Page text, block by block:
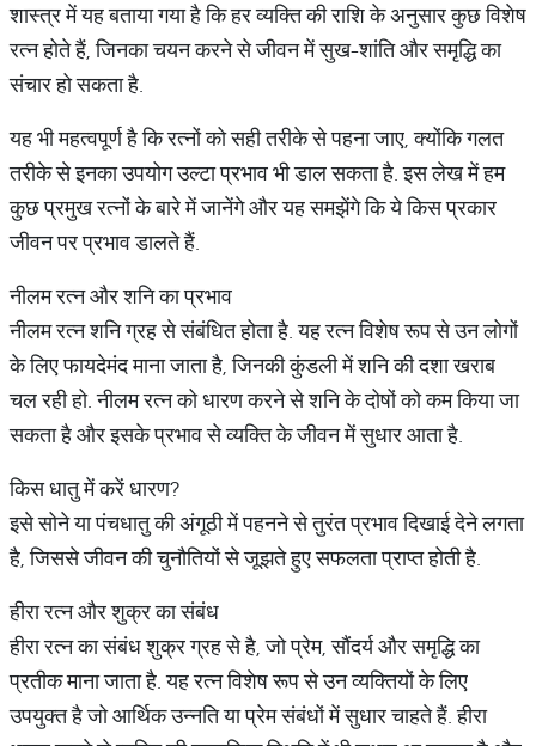
शास्त्र में यह बताया गया है कि हर व्यक्ति की राशि के अनुसार कुछ विशेष
रत्न होते हैं, जिनका चयन करने से जीवन में सुख-शांति और समृद्धि का
संचार हो सकता है.
यह भी महत्वपूर्ण है कि रत्नों को सही तरीके से पहना जाए, क्योंकि गलत
तरीके से इनका उपयोग उल्टा प्रभाव भी डाल सकता है. इस लेख में हम
कुछ प्रमुख रत्नों के बारे में जानेंगे और यह समझेंगे कि ये किस प्रकार
जीवन पर प्रभाव डालते हैं.
नीलम रत्न और शनि का प्रभाव
नीलम रत्न शनि ग्रह से संबंधित होता है. यह रत्न विशेष रूप से उन लोगों
के लिए फायदेमंद माना जाता है, जिनकी कुंडली में शनि की दशा खराब
चल रही हो. नीलम रत्न को धारण करने से शनि के दोषों को कम किया जा
सकता है और इसके प्रभाव से व्यक्ति के जीवन में सुधार आता है.
किस धातु में करें धारण?
इसे सोने या पंचधातु की अंगूठी में पहनने से तुरंत प्रभाव दिखाई देने लगता
है, जिससे जीवन की चुनौतियों से जूझते हुए सफलता प्राप्त होती है.
हीरा रत्न और शुक्र का संबंध
हीरा रत्न का संबंध शुक्र ग्रह से है, जो प्रेम, सौंदर्य और समृद्धि का
प्रतीक माना जाता है. यह रत्न विशेष रूप से उन व्यक्तियों के लिए
उपयुक्त है जो आर्थिक उन्नति या प्रेम संबंधों में सुधार चाहते हैं. हीरा